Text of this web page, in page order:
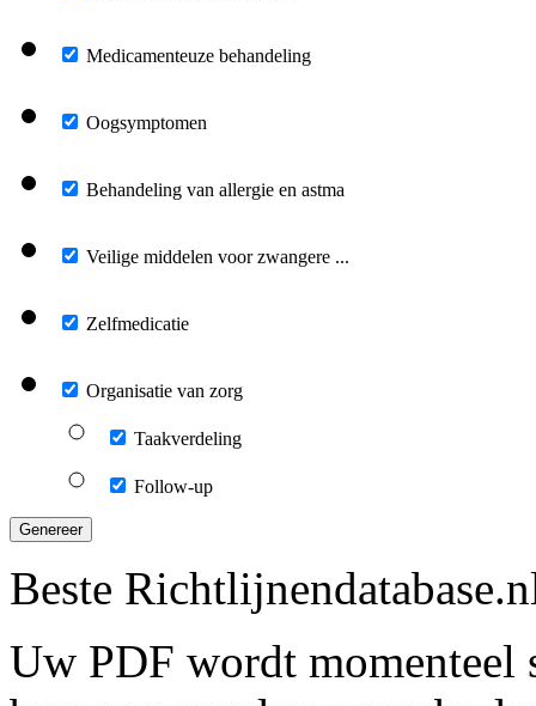
Medicamenteuze behandeling
Oogsymptomen
Behandeling van allergie en astma
Veilige middelen voor zwangere ...
Zelfmedicatie
Organisatie van zorg
Taakverdeling
Follow-up
Genereer
Beste
Uw PDF wordt momenteel